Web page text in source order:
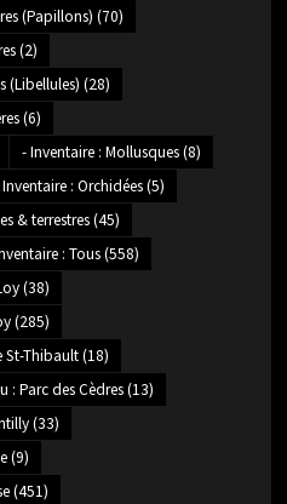
(Papillons) (70)
(2)
(Libellules) (28)
(6)
- Inventaire : Mollusques(8)
: Orchidées(5)
& terrestres(45)
: Tous(558)
(38)
(285)
St-Thibault(18)
: Parc des Cèdres(13)
(33)
(9)
(451)